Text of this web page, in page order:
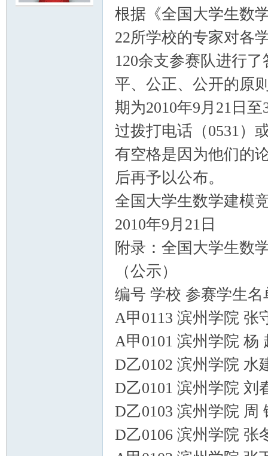
根据《全国大学生数
22所学校的专家对各
120余支参赛队进行
平、公正、公开的原
期为2010年9月21日
过拨打电话（0531）
有空格是因为他们的
后再予以公布。
全国大学生数学建模
2010年9月21日
附录：全国大学生数
（公示）
编号 学校 参赛学生
A甲0113 滨州学院 张
A甲0101 滨州学院 杨
D乙0102 滨州学院 水
D乙0101 滨州学院 刘
D乙0103 滨州学院 周
D乙0106 滨州学院 张